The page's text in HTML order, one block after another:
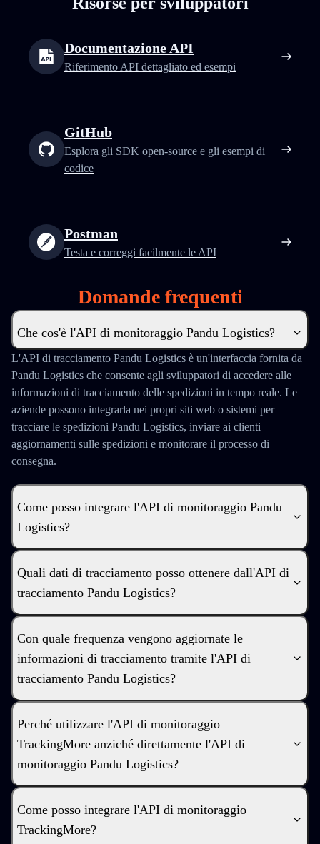
Documentazione API
Riferimento API dettagliato ed esempi
GitHub
Esplora gli SDK open-source e gli esempi di
codice
Postman
Testa e correggi facilmente le API
Domande frequenti
Che cos'è l'API di monitoraggio Pandu Logistics?
L'API di tracciamento Pandu Logistics è un'interfaccia fornita da
Pandu Logistics che consente agli sviluppatori di accedere alle
informazioni di tracciamento delle spedizioni in tempo reale. Le
aziende possono integrarla nei propri siti web o sistemi per
tracciare le spedizioni Pandu Logistics, inviare ai clienti
aggiornamenti sulle spedizioni e monitorare il processo di
consegna.
Come posso integrare l'API di monitoraggio Pandu
Logistics?
Quali dati di tracciamento posso ottenere dall'API di
tracciamento Pandu Logistics?
Con quale frequenza vengono aggiornate le
informazioni di tracciamento tramite l'API di
tracciamento Pandu Logistics?
Perché utilizzare l'API di monitoraggio
TrackingMore anziché direttamente l'API di
monitoraggio Pandu Logistics?
Come posso integrare l'API di monitoraggio
TrackingMore?